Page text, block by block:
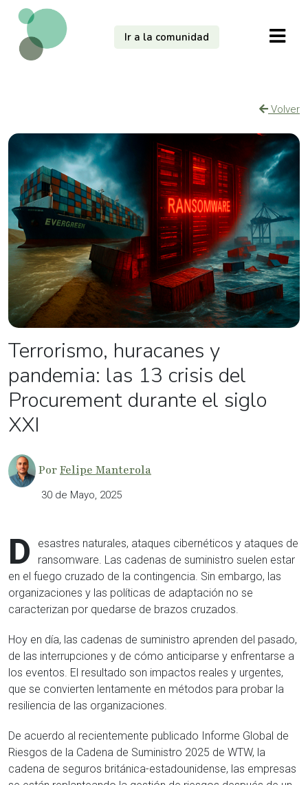
Ir a la comunidad
Volver
Terrorismo, huracanes y
pandemia: las 13 crisis del
Procurement durante el siglo
XXI
PorFelipe Manterola
30 de Mayo, 2025
D
esastres naturales, ataques cibernéticos y ataques de
ransomware. Las cadenas de suministro suelen estar
en el fuego cruzado de la contingencia. Sin embargo, las
organizaciones y las políticas de adaptación no se
caracterizan por quedarse de brazos cruzados.
Hoy en día, las cadenas de suministro aprenden del pasado,
de las interrupciones y de cómo anticiparse y enfrentarse a
los eventos. El resultado son impactos reales y urgentes,
que se convierten lentamente en métodos para probar la
resiliencia de las organizaciones.
De acuerdo al recientemente publicado Informe Global de
Riesgos de la Cadena de Suministro 2025 de WTW, la
cadena de seguros británica-estadounidense, las empresas